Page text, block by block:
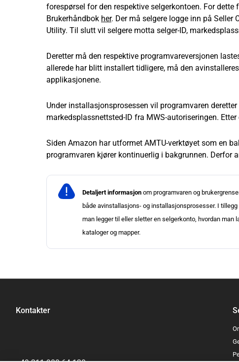
forespørsel for den respektive selgerkontoen. For
Brukerhåndbok her. Der må selgere logge inn på
Utility. Til slutt vil selgere motta selger-ID,
Deretter må den respektive programvareversjonen
allerede har blitt installert tidligere, må den
applikasjonene.
Under installasjonsprosessen vil programvaren
markedsplassnettsted-ID fra MWS-autoriseringen.
Siden Amazon har utformet AMTU-verktøyet som en
programvaren kjører kontinuerlig i bakgrunnen. Derfor
Detaljert informasjon om programvaren og
både avinstallasjons- og installasjonsprosesser. I
man legger til eller sletter en selgerkonto, hvordan man
kataloger og mapper.
Kontakter